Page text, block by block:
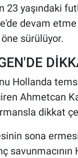
23 yaşındaki
devam
sürülüyor.
Hollanda
Ahmetcan
dikkat
sona
savunmacının